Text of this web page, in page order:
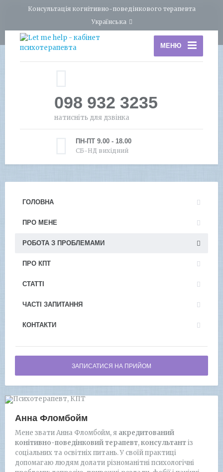
Консультація когнітивно-поведінкового терапевта
Українська
МЕНЮ
098 932 3235
натисніть для дзвінка
ПН-ПТ 9.00 - 18.00
СБ-НД вихідний
ГОЛОВНА
ПРО МЕНЕ
РОБОТА З ПРОБЛЕМАМИ
ПРО КПТ
СТАТТІ
ЧАСТІ ЗАПИТАННЯ
КОНТАКТИ
ЗАПИСАТИСЯ НА ПРИЙОМ
Анна Фломбойм
Мене звати Анна Фломбойм, я акредитований
конітивно-поведінковий терапевт,консультантіз
соціальних та освітніх питань. У своїй практиці
допомагаю людям долати різноманітні психологічні